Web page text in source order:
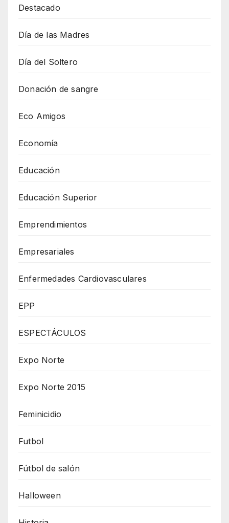
Destacado
Día de las Madres
Día del Soltero
Donación de sangre
Eco Amigos
Economía
Educación
Educación Superior
Emprendimientos
Empresariales
Enfermedades Cardiovasculares
EPP
ESPECTÁCULOS
Expo Norte
Expo Norte 2015
Feminicidio
Futbol
Fútbol de salón
Halloween